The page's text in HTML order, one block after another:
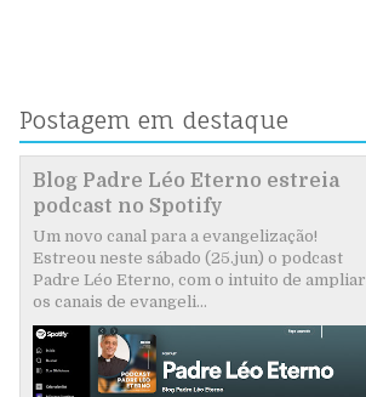
Postagem em destaque
Blog Padre Léo Eterno estreia
podcast no Spotify
Um novo canal para a evangelização!
Estreou neste sábado (25.jun) o podcast
Padre Léo Eterno, com o intuito de ampliar
os canais de evangeli...